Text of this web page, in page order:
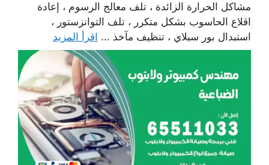
مشاكل الحرارة الزائدة ، تلف معالج الرسوم ، إعادة
اقلاع الحاسوب بشكل متكرر ، تلف التوانزستور ،
استبدال بور سبلاي ، تنظيف مآخذ ... اقرأ المزيد